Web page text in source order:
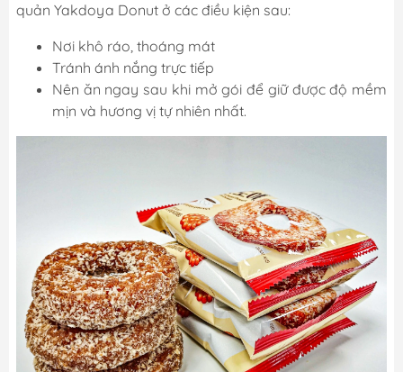
quản Yakdoya Donut ở các điều kiện sau:
Nơi khô ráo, thoáng mát
Tránh ánh nắng trực tiếp
Nên ăn ngay sau khi mở gói để giữ được độ mềm
mịn và hương vị tự nhiên nhất.